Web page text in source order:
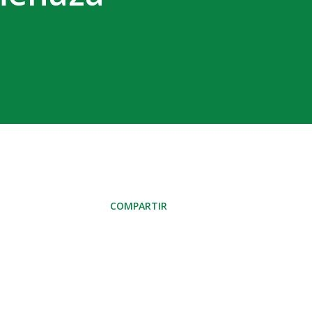
COMPARTIR